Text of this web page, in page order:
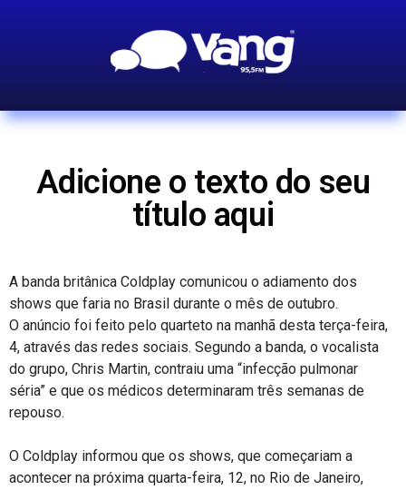
Adicione o texto do seu
título aqui
A banda britânica Coldplay comunicou o adiamento dos
shows que faria no Brasil durante o mês de outubro.
O anúncio foi feito pelo quarteto na manhã desta terça-feira,
4, através das redes sociais. Segundo a banda, o vocalista
do grupo, Chris Martin, contraiu uma “infecção pulmonar
séria” e que os médicos determinaram três semanas de
repouso.
O Coldplay informou que os shows, que começariam a
acontecer na próxima quarta-feira, 12, no Rio de Janeiro,